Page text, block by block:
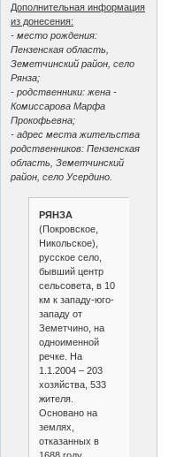
Дополнительная информация
из донесения:
- место рождения:
Пензенская область,
Земетчинский район, село
Рянза;
- родственники: жена -
Комиссарова Марфа
Прокофьевна;
- адрес места жительства
родственников: Пензенская
область, Земетчинский
район, село Усердино.
РЯНЗА
(Покровское,
Никольское),
русское село,
бывший центр
сельсовета, в 10
км к западу-юго-
западу от
Земетчино, на
одноименной
речке. На
1.1.2004 – 203
хозяйства, 533
жителя.
Основано на
землях,
отказанных в